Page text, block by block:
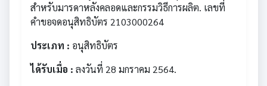
สำหรับมารดาหลังคลอดและกรรมวิธีการผลิต. เลขที่
คำขอจดอนุสิทธิบัตร 2103000264
ประเภท : อนุสิทธิบัตร
ได้รับเมื่อ : ลงวันที่ 28 มกราคม 2564.